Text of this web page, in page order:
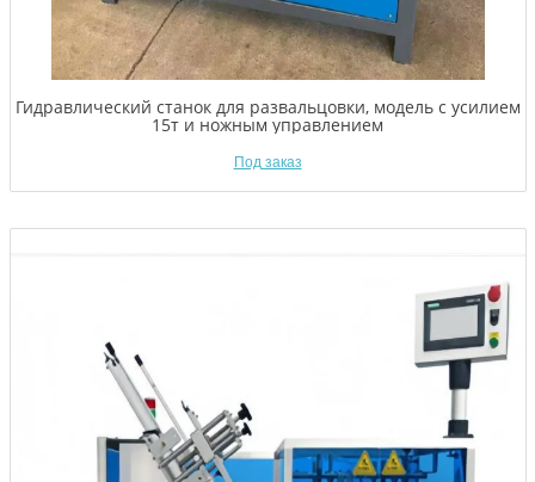
Гидравлический станок для развальцовки, модель с усилием
15т и ножным управлением
Под заказ